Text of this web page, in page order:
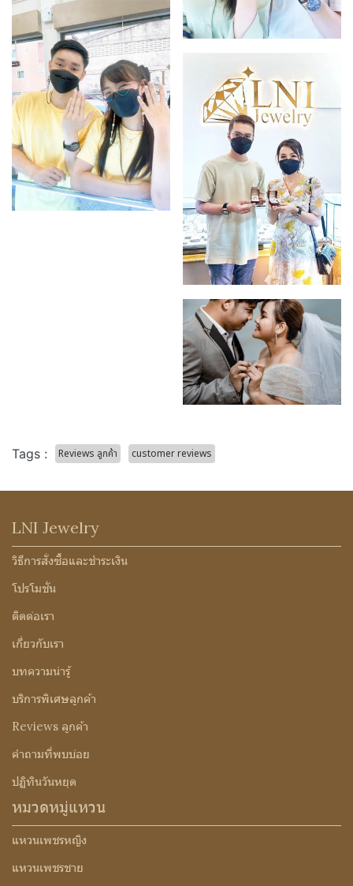
Tags : Reviews ลูกค้า customer reviews
LNI Jewelry
วิธีการสั่งซื้อและชำระเงิน
โปรโมชั่น
ติดต่อเรา
เกี่ยวกับเรา
บทความน่ารู้
บริการพิเศษลูกค้า
Reviews ลูกค้า
คำถามที่พบบ่อย
ปฏิทินวันหยุด
หมวดหมู่แหวน
แหวนเพชรหญิง
แหวนเพชรชาย